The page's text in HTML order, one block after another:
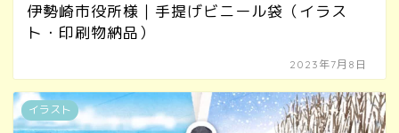
伊勢崎市役所様｜手提げビニール袋（イラス
ト・印刷物納品）
2023年7月8日
イラスト